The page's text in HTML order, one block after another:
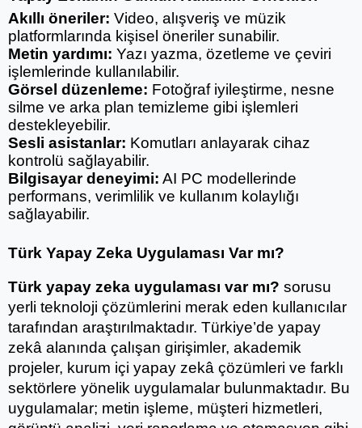
Akıllı öneriler: Video, alışveriş ve müzik
platformlarında kişisel öneriler sunabilir.
Metin yardımı: Yazı yazma, özetleme ve çeviri
işlemlerinde kullanılabilir.
Görsel düzenleme: Fotoğraf iyileştirme, nesne
silme ve arka plan temizleme gibi işlemleri
destekleyebilir.
Sesli asistanlar: Komutları anlayarak cihaz
kontrolü sağlayabilir.
Bilgisayar deneyimi: AI PC modellerinde
performans, verimlilik ve kullanım kolaylığı
sağlayabilir.
Türk Yapay Zeka Uygulaması Var mı?
Türk yapay zeka uygulaması var mı? sorusu
yerli teknoloji çözümlerini merak eden kullanıcılar
tarafından araştırılmaktadır. Türkiye’de yapay
zekâ alanında çalışan girişimler, akademik
projeler, kurum içi yapay zekâ çözümleri ve farklı
sektörlere yönelik uygulamalar bulunmaktadır. Bu
uygulamalar; metin işleme, müşteri hizmetleri,